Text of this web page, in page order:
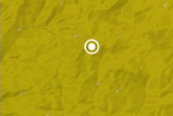
#PipIvanToday
#PipIvanWeather
pimrec_project